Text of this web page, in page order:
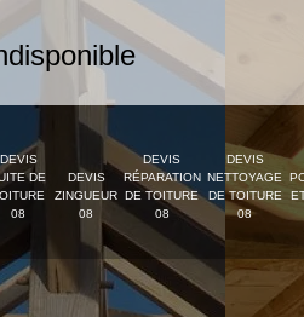
DEVIS
DE
08
DEVIS
ZINGUEUR
08
DEVIS
RÉPARATION
DE TOITURE
08
DEVIS
NETTOYAGE
DE TOITURE
08